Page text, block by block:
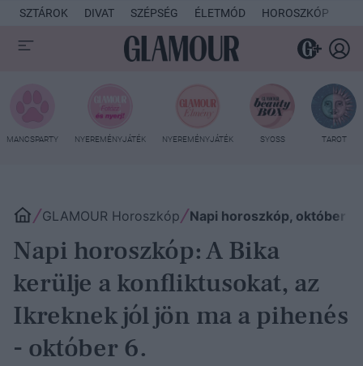
SZTÁROK DIVAT SZÉPSÉG ÉLETMÓD HOROSZKÓP
MANCSPARTY NYEREMÉNYJÁTÉK NYEREMÉNYJÁTÉK SYOSS TAROT
GLAMOUR Horoszkóp Napi horoszkóp, október 6.
Napi horoszkóp: A Bika
kerülje a konfliktusokat, az
Ikreknek jól jön ma a pihenés
- október 6.